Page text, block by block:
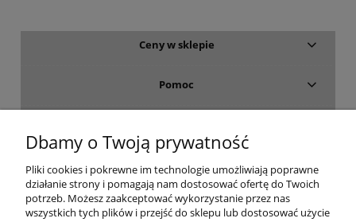
Ceny w sklepie
Pomoc
Moje konto
Gwarancja i zwroty
Dbamy o Twoją prywatność
Pliki cookies i pokrewne im technologie umożliwiają poprawne
działanie strony i pomagają nam dostosować ofertę do Twoich
potrzeb. Możesz zaakceptować wykorzystanie przez nas
wszystkich tych plików i przejść do sklepu lub dostosować użycie